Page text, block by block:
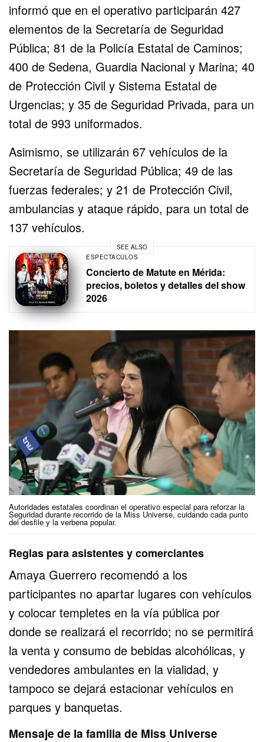
informó que en el operativo participarán 427
elementos de la Secretaría de Seguridad
Pública; 81 de la Policía Estatal de Caminos;
400 de Sedena, Guardia Nacional y Marina; 40
de Protección Civil y Sistema Estatal de
Urgencias; y 35 de Seguridad Privada, para un
total de 993 uniformados.
Asimismo, se utilizarán 67 vehículos de la
Secretaría de Seguridad Pública; 49 de las
fuerzas federales; y 21 de Protección Civil,
ambulancias y ataque rápido, para un total de
137 vehículos.
SEE ALSO
ESPECTÁCULOS
Concierto de Matute en Mérida:
precios, boletos y detalles del show
2026
Autoridades estatales coordinan el operativo especial para reforzar la
Seguridad durante recorrido de la Miss Universe, cuidando cada punto
del desfile y la verbena popular.
Reglas para asistentes y comerciantes
Amaya Guerrero recomendó a los
participantes no apartar lugares con vehículos
y colocar templetes en la vía pública por
donde se realizará el recorrido; no se permitirá
la venta y consumo de bebidas alcohólicas, y
vendedores ambulantes en la vialidad, y
tampoco se dejará estacionar vehículos en
parques y banquetas.
Mensaje de la familia de Miss Universe